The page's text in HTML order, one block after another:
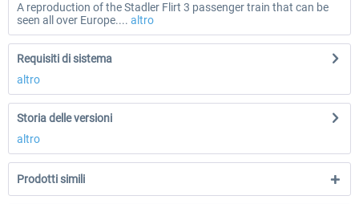
A reproduction of the Stadler Flirt 3 passenger train that can be
seen all over Europe.... altro
Requisiti di sistema
altro
Storia delle versioni
altro
Prodotti simili